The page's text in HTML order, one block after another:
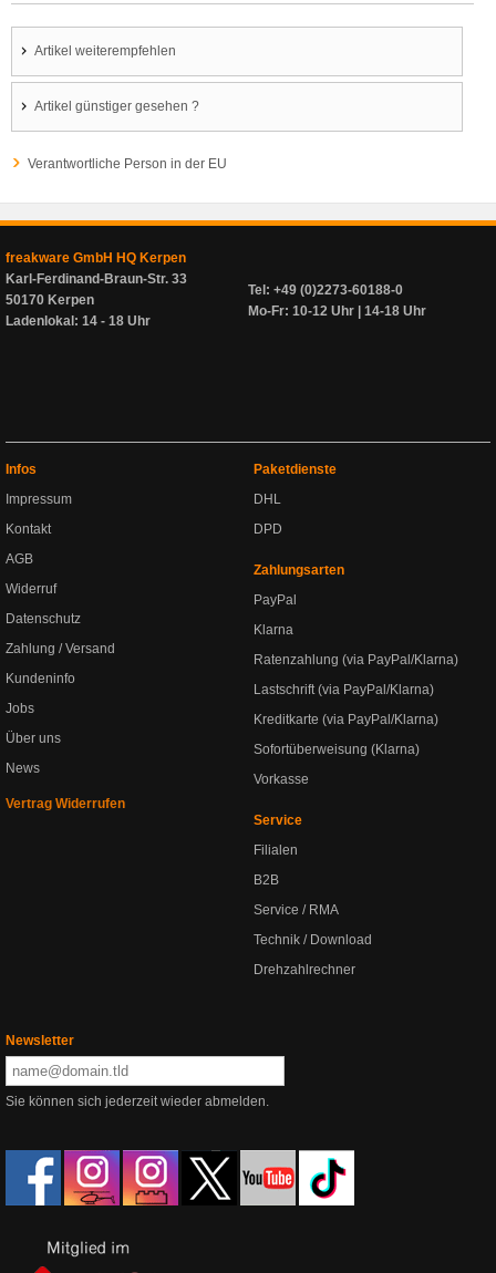
Artikel weiterempfehlen
Artikel günstiger gesehen ?
Verantwortliche Person in der EU
freakware GmbH HQ Kerpen
Karl-Ferdinand-Braun-Str. 33
50170 Kerpen
Ladenlokal: 14 - 18 Uhr
Tel: +49 (0)2273-60188-0
Mo-Fr: 10-12 Uhr | 14-18 Uhr
Infos
Impressum
Kontakt
AGB
Widerruf
Datenschutz
Zahlung / Versand
Kundeninfo
Jobs
Über uns
News
Vertrag Widerrufen
Paketdienste
DHL
DPD
Zahlungsarten
PayPal
Klarna
Ratenzahlung (via PayPal/Klarna)
Lastschrift (via PayPal/Klarna)
Kreditkarte (via PayPal/Klarna)
Sofortüberweisung (Klarna)
Vorkasse
Service
Filialen
B2B
Service / RMA
Technik / Download
Drehzahlrechner
Newsletter
Sie können sich jederzeit wieder abmelden.